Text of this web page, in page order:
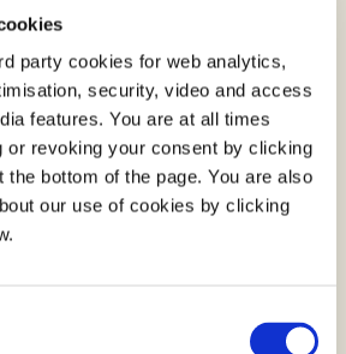
party cookies for web analytics,
security, video and access
features. You are at all times
or revoking your consent by clicking
the bottom of the page. You are also
our use of cookies by clicking
til
på GitHub